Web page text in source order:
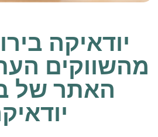
יודאיקה
מהשווקים
האתר של